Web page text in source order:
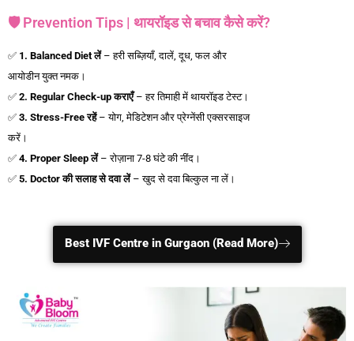
🛡️ Prevention Tips | थायरॉइड से बचाव कैसे करें?
✅ 1. Balanced Dietलें– हरी सब्ज़ियाँ, दालें, दूध, फल और
आयोडीन युक्त नमक।
✅ 2. Regular Check-upकराएँ– हर तिमाही में थायरॉइड टेस्ट।
✅ 3. Stress-Freeरहें– योग, मेडिटेशन और प्रेग्नेंसी एक्सरसाइज
करें।
✅ 4. Proper Sleepलें– रोज़ाना 7-8 घंटे की नींद।
✅ 5. Doctorकीसलाहसेदवालें– खुद से दवा बिल्कुल ना लें।
Best IVF Centre in Gurgaon (Read More)